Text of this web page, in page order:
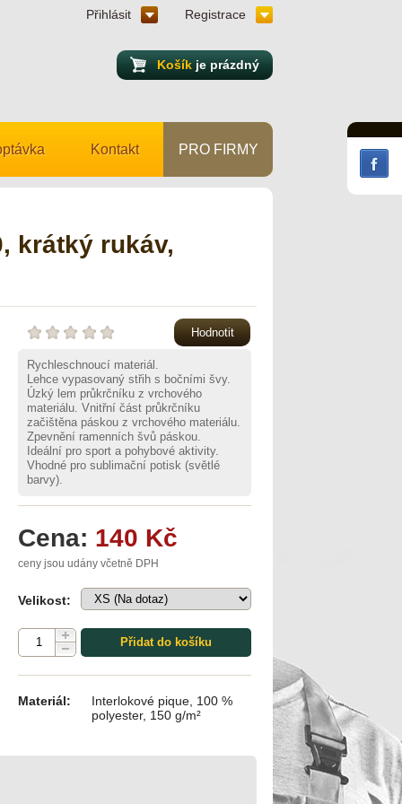
Košík je prázdný
Přihlásit Registrace
Kontakt PRO FIRMY
krátký rukáv,
Hodnotit
Rychleschnoucí materiál.
Lehce vypasovaný střih s bočními švy.
Úzký lem průkrčníku z vrchového
materiálu. Vnitřní část průkrčníku
začištěna páskou z vrchového materiálu.
Zpevnění ramenních švů páskou.
Ideální pro sport a pohybové aktivity.
Vhodné pro sublimační potisk (světlé
barvy).
Cena: 140 Kč
ceny jsou udány včetně DPH
Velikost:
Přidat do košíku
Materiál:
Interlokové pique, 100 %
polyester, 150 g/m²